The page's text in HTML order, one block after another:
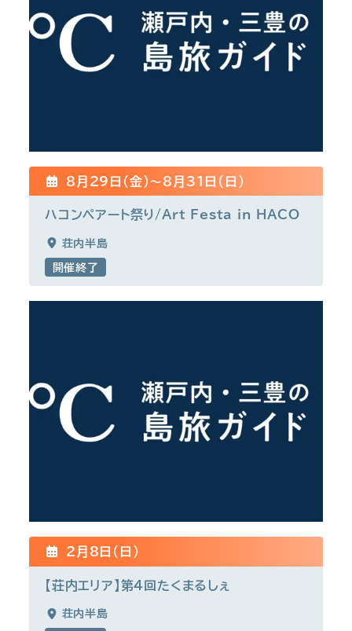
8月29日(金)〜8月31日(日)
ハコンペアート祭り/Art Festa in HACO
荘内半島
開催終了
2月8日(日)
【荘内エリア】第４回たくまるしぇ
荘内半島